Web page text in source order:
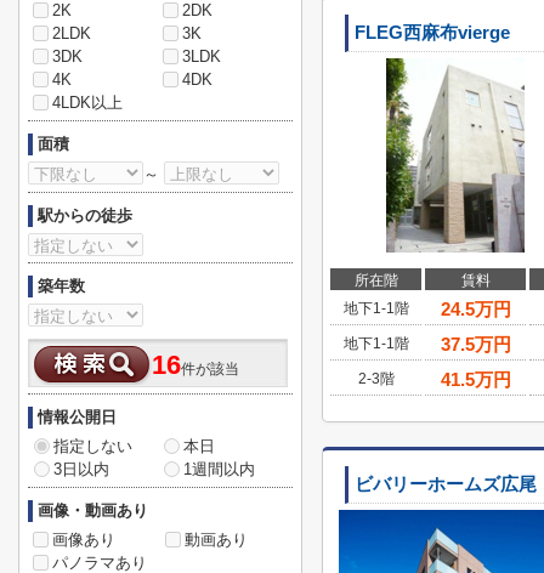
FLEG西麻布vierge
所在階
賃料
地下1-1階
24.5万円
地下1-1階 37.5万円
2-3階 41.5万円
ビバリーホームズ広尾
2K
2DK
2LDK
3K
3DK
3LDK
4K
4DK
4LDK以上
面積
～
駅からの徒歩
築年数
16件が該当
情報公開日
指定しない
本日
3日以内
1週間以内
画像・動画あり
画像あり
動画あり
パノラマあり